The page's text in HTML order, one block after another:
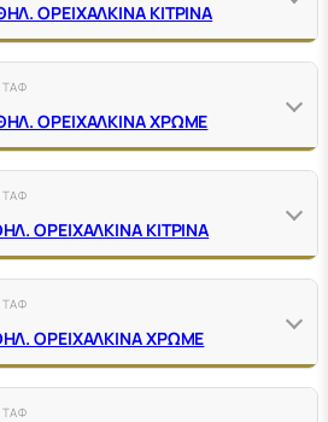
ΟΡΕΙΧΑΛΚΙΝΑ ΚΙΤΡΙΝΑ
ΤΑΦ
ΟΡΕΙΧΑΛΚΙΝΑ ΧΡΩΜΕ
ΤΑΦ
ΟΡΕΙΧΑΛΚΙΝΑ ΚΙΤΡΙΝΑ
ΤΑΦ
ΟΡΕΙΧΑΛΚΙΝΑ ΧΡΩΜΕ
ΤΑΦ